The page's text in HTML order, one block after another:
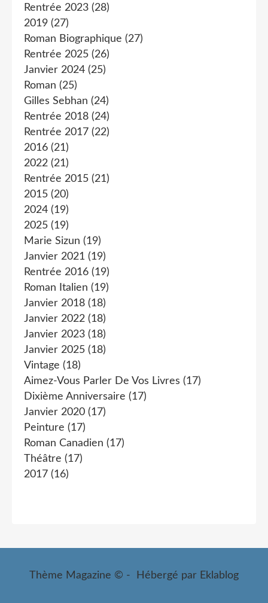
Rentrée 2023 (28)
2019 (27)
Roman Biographique (27)
Rentrée 2025 (26)
Janvier 2024 (25)
Roman (25)
Gilles Sebhan (24)
Rentrée 2018 (24)
Rentrée 2017 (22)
2016 (21)
2022 (21)
Rentrée 2015 (21)
2015 (20)
2024 (19)
2025 (19)
Marie Sizun (19)
Janvier 2021 (19)
Rentrée 2016 (19)
Roman Italien (19)
Janvier 2018 (18)
Janvier 2022 (18)
Janvier 2023 (18)
Janvier 2025 (18)
Vintage (18)
Aimez-Vous Parler De Vos Livres (17)
Dixième Anniversaire (17)
Janvier 2020 (17)
Peinture (17)
Roman Canadien (17)
Théâtre (17)
2017 (16)
Thème Magazine © - Hébergé par Eklablog